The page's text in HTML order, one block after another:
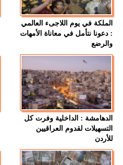
الملكة في يوم اللاجىء العالمي
: دعونا نتأمل في معاناة الأمهات
والرضع
الدهامشة : الداخلية وفرت كل
التسهيلات لقدوم العراقيين
للأردن